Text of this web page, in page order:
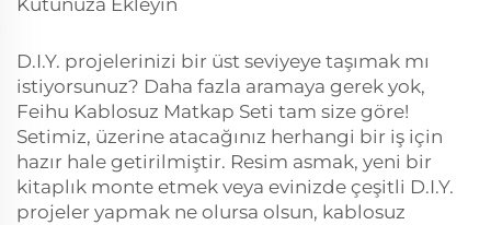
Kutunuza Ekleyin
D.I.Y. projelerinizi bir üst seviyeye taşımak mı
istiyorsunuz? Daha fazla aramaya gerek yok,
Feihu Kablosuz Matkap Seti tam size göre!
Setimiz, üzerine atacağınız herhangi bir iş için
hazır hale getirilmiştir. Resim asmak, yeni bir
kitaplık monte etmek veya evinizde çeşitli D.I.Y.
projeler yapmak ne olursa olsun, kablosuz